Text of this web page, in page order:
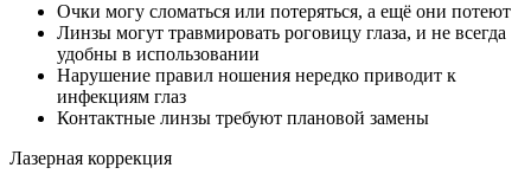
Очки могу сломаться или потеряться, а ещё они потеют
Линзы могут травмировать роговицу глаза, и не всегда
удобны в использовании
Нарушение правил ношения нередко приводит к
инфекциям глаз
Контактные линзы требуют плановой замены
Лазерная коррекция